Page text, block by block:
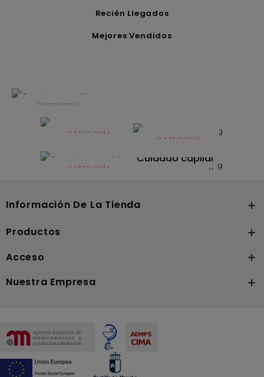
Recién Llegados
Mejores Vendidos
CATEGORÍA
Alimentación
infantilCATEGORÍA
Dermocosmética
CATEGORÍA
Solares
CATEGORÍA
Cuidado capilar
Información De La Tienda 
Productos 
Acceso 
Nuestra Empresa 